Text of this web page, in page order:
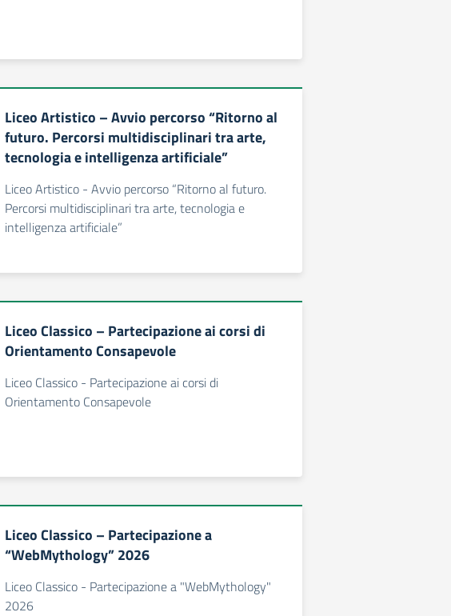
Liceo Artistico – Avvio percorso “Ritorno al
futuro. Percorsi multidisciplinari tra arte,
tecnologia e intelligenza artificiale”
Liceo Artistico - Avvio percorso “Ritorno al futuro.
Percorsi multidisciplinari tra arte, tecnologia e
intelligenza artificiale”
Liceo Classico – Partecipazione ai corsi di
Orientamento Consapevole
Liceo Classico - Partecipazione ai corsi di
Orientamento Consapevole
Liceo Classico – Partecipazione a
“WebMythology” 2026
Liceo Classico - Partecipazione a "WebMythology"
2026